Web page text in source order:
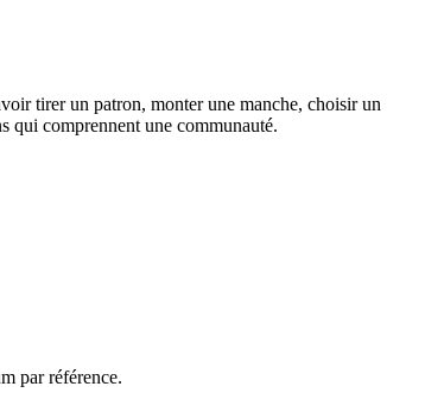
tirer un patron, monter une manche, choisir un
qui comprennent une communauté.
par référence.